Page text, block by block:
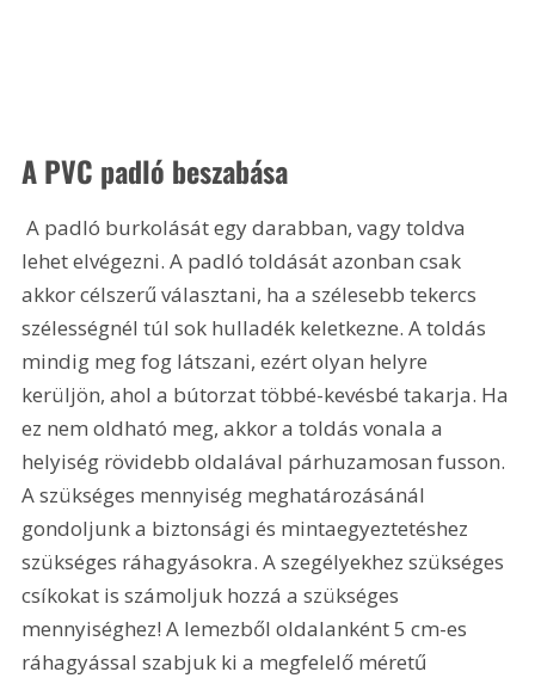
A PVC padló beszabása
A padló burkolását egy darabban, vagy toldva
lehet elvégezni. A padló toldását azonban csak
akkor célszerű választani, ha a szélesebb tekercs
szélességnél túl sok hulladék keletkezne. A toldás
mindig meg fog látszani, ezért olyan helyre
kerüljön, ahol a bútorzat többé-kevésbé takarja. Ha
ez nem oldható meg, akkor a toldás vonala a
helyiség rövidebb oldalával párhuzamosan fusson.
A szükséges mennyiség meghatározásánál
gondoljunk a biztonsági és mintaegyeztetéshez
szükséges ráhagyásokra. A szegélyekhez szükséges
csíkokat is számoljuk hozzá a szükséges
mennyiséghez! A lemezből oldalanként 5 cm-es
ráhagyással szabjuk ki a megfelelő méretű